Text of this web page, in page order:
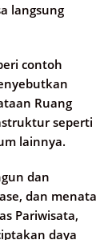
langsung
contoh
Ruang
seperti
lainnya.
dan
dan menata
Pariwisata,
daya